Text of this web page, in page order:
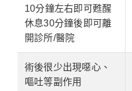
10分鐘左右即可甦醒
休息30分鐘後即可離
開診所/醫院
術後很少出現噁心、
嘔吐等副作用